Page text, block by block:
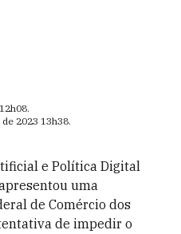
12h08.
2023 13h38.
e Política Digital
uma
de Comércio dos
de impedir o